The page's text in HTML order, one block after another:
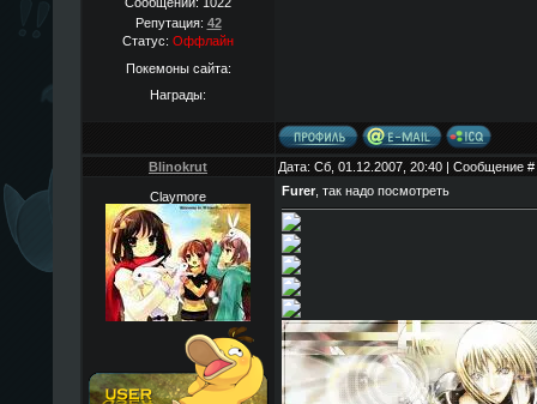
Репутация: 42
Статус: Оффлайн
Покемоны сайта:
Награды:
Blinokrut Дата: Сб, 01.12.2007, 20:40 | Сообщение #
Claymore Furer, так надо посмотреть